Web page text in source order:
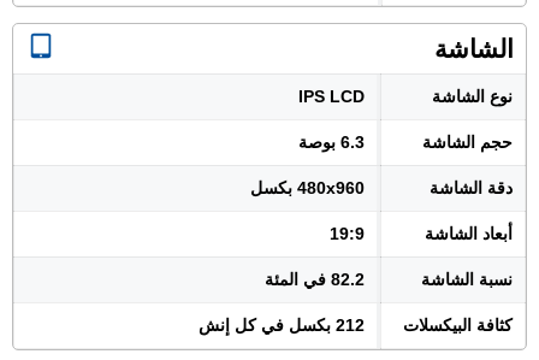
الشاشة
نوع الشاشة IPS LCD
حجم الشاشة 6.3 بوصة
دقة الشاشة 480x960 بكسل
أبعاد الشاشة 19:9
نسبة الشاشة 82.2 في المئة
كثافة البيكسلات 212 بكسل في كل إنش